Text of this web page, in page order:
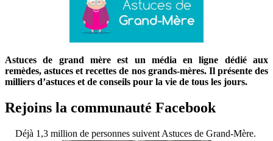
Astuces de grand mère est un média en ligne dédié aux
remèdes, astuces et recettes de nos grands-mères. Il présente des
milliers d’astuces et de conseils pour la vie de tous les jours.
Rejoins la communauté Facebook
Déjà 1,3 million de personnes suivent Astuces de Grand-Mère.